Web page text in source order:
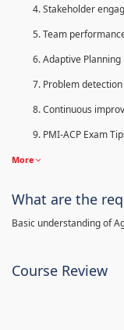
Stakeholder
Team
Adaptive Planning
Problem
Continuous
PMI-ACP Exam
More
What are the
Course Review